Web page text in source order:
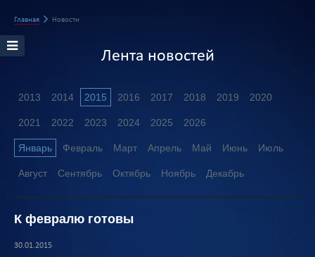
Главная Новости
Лента новостей
2013 2014 2015 2016 2017 2018 2019 2020
2021 2022 2023 2024 2025 2026
Январь Февраль Март Апрель Май Июнь Июль
Август Сентябрь Октябрь Ноябрь Декабрь
К февралю готовы
30.01.2015